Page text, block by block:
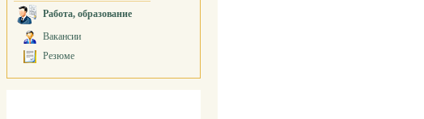
Работа, образование
Вакансии
Резюме